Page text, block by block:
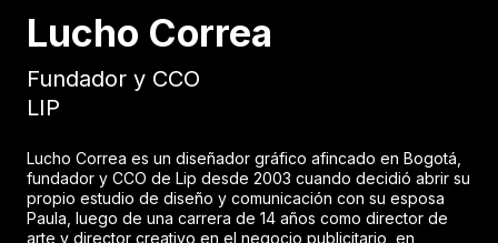
Lucho Correa
Fundador y CCO
LIP
Lucho Correa es un diseñador gráfico afincado en Bogotá,
fundador y CCO de Lip desde 2003 cuando decidió abrir su
propio estudio de diseño y comunicación con su esposa
Paula, luego de una carrera de 14 años como director de
arte y director creativo en el negocio publicitario, en